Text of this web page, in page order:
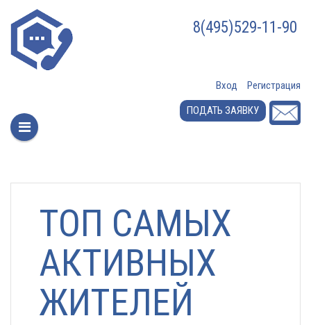
8(495)529-11-90
Вход
Регистрация
ПОДАТЬ ЗАЯВКУ
ТОП САМЫХ
АКТИВНЫХ
ЖИТЕЛЕЙ